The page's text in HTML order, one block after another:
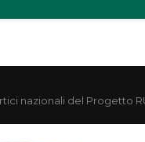
nazionali del Progetto